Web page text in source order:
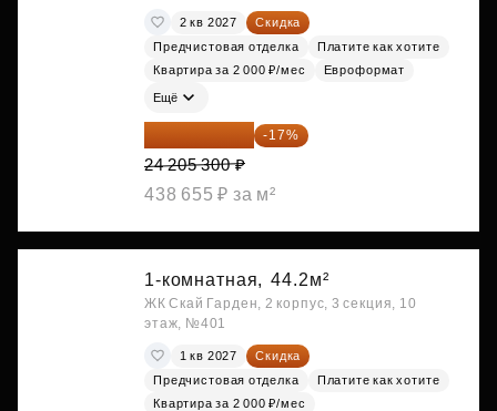
2 кв 2027
Скидка
Предчистовая отделка
Платите как хотите
Квартира за 2 000 ₽/мес
Евроформат
Ещё
20 090 399 ₽ -17%
24 205 300 ₽
438 655 ₽ за м²
1-комнатная, 44.2м²
ЖК Скай Гарден, 2 корпус, 3 секция, 10
этаж, №401
1 кв 2027
Скидка
Предчистовая отделка
Платите как хотите
Квартира за 2 000 ₽/мес